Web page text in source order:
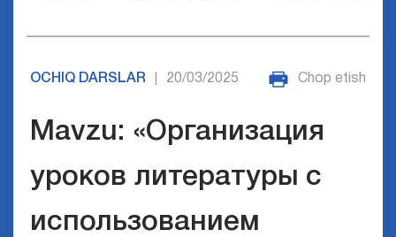
OCHIQ DARSLAR 20/03/2025 Chop etish
Mavzu: «Организация
уроков литературы с
использованием